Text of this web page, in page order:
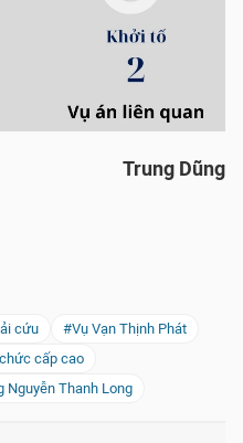
Trung Dũng
cứu
#Vụ Vạn Thịnh Phát
cấp cao
Nguyễn Thanh Long